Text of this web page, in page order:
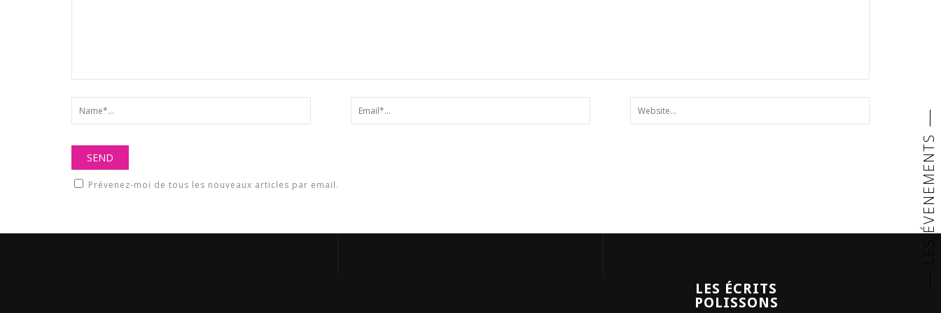
LES ÉVENEMENTS
Prévenez-moi de tous les nouveaux articles par email.
LES ÉCRITS
POLISSONS